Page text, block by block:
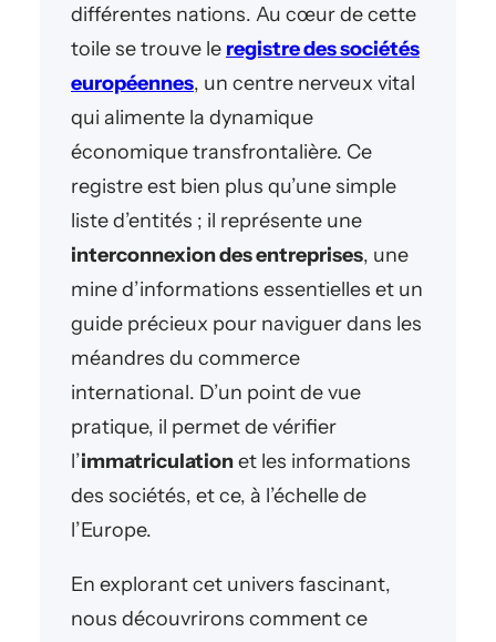
différentes nations. Au cœur de cette
toile se trouve le registre des sociétés
européennes, un centre nerveux vital
qui alimente la dynamique
économique transfrontalière. Ce
registre est bien plus qu’une simple
liste d’entités ; il représente une
interconnexion des entreprises, une
mine d’informations essentielles et un
guide précieux pour naviguer dans les
méandres du commerce
international. D’un point de vue
pratique, il permet de vérifier
l’immatriculationet les informations
des sociétés, et ce, à l’échelle de
l’Europe.
En explorant cet univers fascinant,
nous découvrirons comment ce